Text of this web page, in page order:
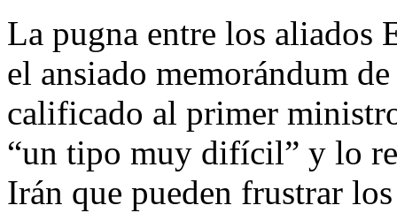
La pugna entre los aliados
el ansiado memorándum
calificado al primer
“un tipo muy difícil” y lo
Irán que pueden frustrar